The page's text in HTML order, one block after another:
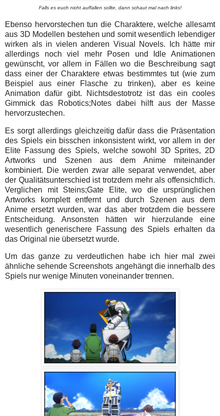
Falls es euch nicht auffallen sollte, dann schaut mal nach links!
Ebenso hervorstechen tun die Charaktere, welche allesamt
aus 3D Modellen bestehen und somit wesentlich lebendiger
wirken als in vielen anderen Visual Novels. Ich hätte mir
allerdings noch viel mehr Posen und Idle Animationen
gewünscht, vor allem in Fällen wo die Beschreibung sagt
dass einer der Charaktere etwas bestimmtes tut (wie zum
Beispiel aus einer Flasche zu trinken), aber es keine
Animation dafür gibt. Nichtsdestotrotz ist das ein cooles
Gimmick das Robotics;Notes dabei hilft aus der Masse
hervorzustechen.
Es sorgt allerdings gleichzeitig dafür dass die Präsentation
des Spiels ein bisschen inkonsistent wirkt, vor allem in der
Elite Fassung des Spiels, welche sowohl 3D Sprites, 2D
Artworks und Szenen aus dem Anime miteinander
kombiniert. Die werden zwar alle separat verwendet, aber
der Qualitätsunterschied ist trotzdem mehr als offensichtlich.
Verglichen mit Steins;Gate Elite, wo die ursprünglichen
Artworks komplett entfernt und durch Szenen aus dem
Anime ersetzt wurden, war das aber trotzdem die bessere
Entscheidung. Ansonsten hätten wir hierzulande eine
wesentlich generischere Fassung des Spiels erhalten da
das Original nie übersetzt wurde.
Um das ganze zu verdeutlichen habe ich hier mal zwei
ähnliche sehende Screenshots angehängt die innerhalb des
Spiels nur wenige Minuten voneinander trennen.